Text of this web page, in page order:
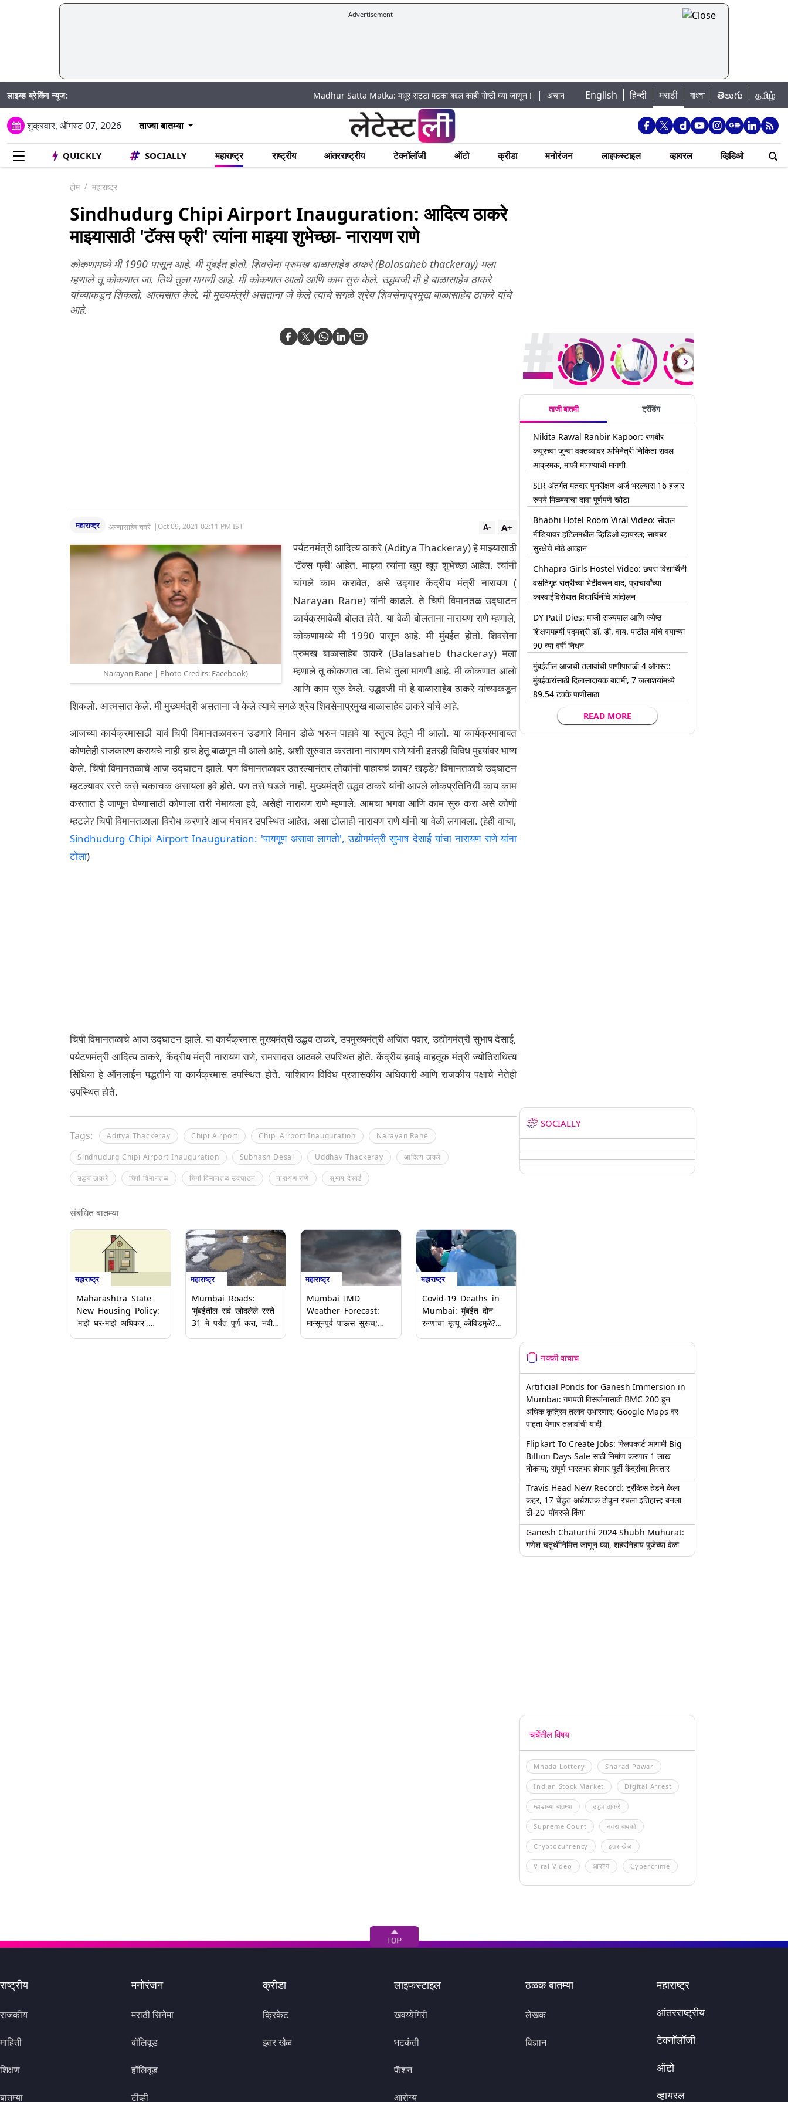
Advertisement
लाइव्ह ब्रेकिंग न्यूज: Madhur Satta Matka: मधूर सट्टा मटका बद्दल काही गोष्टी घ्या जाणून !|अचानक पूराचा धोका: खडकवासला धरणातून मुठानदी पात्रात विसर्ग सुरु; नागरिकांना
English हिन्दी मराठी বাংলা తెలుగు தமிழ்
शुक्रवार, ऑगस्ट 07, 2026 ताज्या बातम्या
QUICKLY SOCIALLY महाराष्ट्र राष्ट्रीय आंतरराष्ट्रीय टेक्नॉलॉजी ऑटो क्रीडा मनोरंजन लाइफस्टाइल व्हायरल व्हिडिओ
होम महाराष्ट्र
Sindhudurg Chipi Airport Inauguration: आदित्य ठाकरे
माझ्यासाठी 'टॅक्स फ्री' त्यांना माझ्या शुभेच्छा- नारायण राणे
कोकणामध्ये मी 1990 पासून आहे. मी मुंबईत होतो. शिवसेना प्रुमख बाळासाहेब ठाकरे (Balasaheb thackeray) मला
म्हणाले तू कोकणात जा. तिथे तुला मागणी आहे. मी कोकणात आलो आणि काम सुरु केले. उद्धवजी मी हे बाळासाहेब ठाकरे
यांच्याकडून शिकलो. आत्मसात केले. मी मुख्यमंत्री असताना जे केले त्याचे सगळे श्रेय शिवसेनाप्रमुख बाळासाहेब ठाकरे यांचे
आहे.
महाराष्ट्र अण्णासाहेब चवरे | Oct 09, 2021 02:11 PM IST A+
A-
Narayan Rane | Photo Credits: Facebook)
पर्यटनमंत्री आदित्य ठाकरे (Aditya Thackeray) हे माझ्यासाठी
'टॅक्स फ्री' आहेत. माझ्या त्यांना खूप खूप शुभेच्छा आहेत. त्यांनी
चांगले काम करावेत, असे उद्गार केंद्रीय मंत्री नारायण (
Narayan Rane) यांनी काढले. ते चिपी विमानतळ उद्घाटन
कार्यक्रमावेळी बोलत होते. या वेळी बोलताना नारायण राणे म्हणाले,
कोकणामध्ये मी 1990 पासून आहे. मी मुंबईत होतो. शिवसेना
प्रुमख बाळासाहेब ठाकरे (Balasaheb thackeray) मला
म्हणाले तू कोकणात जा. तिथे तुला मागणी आहे. मी कोकणात आलो
आणि काम सुरु केले. उद्धवजी मी हे बाळासाहेब ठाकरे यांच्याकडून
शिकलो. आत्मसात केले. मी मुख्यमंत्री असताना जे केले त्याचे सगळे श्रेय शिवसेनाप्रमुख बाळासाहेब ठाकरे यांचे आहे.
आजच्या कार्यक्रमासाठी यावं चिपी विमानतळावरुन उडणारे विमान डोळे भरुन पाहावे या स्तुत्य हेतूने मी आलो. या कार्यक्रमाबाबत
कोणतेही राजकारण करायचे नाही हाच हेतू बाळगून मी आलो आहे, अशी सुरुवात करताना नारायण राणे यांनी इतरही विविध मुद्द्यांवर भाष्य
केले. चिपी विमानतळाचे आज उद्घाटन झाले. पण विमानतळावर उतरल्यानंतर लोकांनी पाहायचं काय? खड्डे? विमानतळाचे उद्घाटन
म्हटल्यावर रस्ते कसे चकाचक असायला हवे होते. पण तसे घडले नाही. मुख्यमंत्री उद्धव ठाकरे यांनी आपले लोकप्रतिनिधी काय काम
करतात हे जाणून घेण्यासाठी कोणाला तरी नेमायला हवे, असेही नारायण राणे म्हणाले. आमचा भगवा आणि काम सुरु करा असे कोणी
म्हटले? चिपी विमानतळाला विरोध करणारे आज मंचावर उपस्थित आहेत, असा टोलाही नारायण राणे यांनी या वेळी लगावला. (हेही वाचा,
Sindhudurg Chipi Airport Inauguration: 'पायगूण असावा लागतो', उद्योगमंत्री सुभाष देसाई यांचा नारायण राणे यांना
टोला)
चिपी विमानतळाचे आज उद्घाटन झाले. या कार्यक्रमास मुख्यमंत्री उद्धव ठाकरे, उपमुख्यमंत्री अजित पवार, उद्योगमंत्री सुभाष देसाई,
पर्यटणमंत्री आदित्य ठाकरे, केंद्रीय मंत्री नारायण राणे, रामसादस आठवले उपस्थित होते. केंद्रीय हवाई वाहतूक मंत्री ज्योतिराधित्य
सिंधिया हे ऑनलाईन पद्धतीने या कार्यक्रमास उपस्थित होते. याशिवाय विविध प्रशासकीय अधिकारी आणि राजकीय पक्षाचे नेतेही
उपस्थित होते.
Tags: Aditya Thackeray Chipi Airport Chipi Airport Inauguration Narayan Rane
Sindhudurg Chipi Airport Inauguration Subhash Desai Uddhav Thackeray आदित्य ठाकरे
उद्धव ठाकरे चिपी विमानतळ चिपी विमानतळ उद्घाटन नारायण राणे सुभाष देसाई
संबंधित बातम्या
महाराष्ट्र
Maharashtra State
New Housing Policy:
'माझे घर-माझे अधिकार',
महाराष्ट्र
Mumbai Roads:
'मुंबईतील सर्व खोदलेले रस्ते
31 मे पर्यंत पूर्ण करा, नवीन
महाराष्ट्र
Mumbai IMD
Weather Forecast:
मान्सूनपूर्व पाऊस सुरूच;
महाराष्ट्र
Covid-19 Deaths in
Mumbai: मुंबईत दोन
रुग्णांचा मृत्यू कोविडमुळे?
ताजी बातमी ट्रेंडिंग
Nikita Rawal Ranbir Kapoor: रणबीर
कपूरच्या जुन्या वक्तव्यावर अभिनेत्री निकिता रावल
आक्रमक, माफी मागण्याची मागणी
SIR अंतर्गत मतदार पुनरीक्षण अर्ज भरल्यास 16 हजार
रुपये मिळण्याचा दावा पूर्णपणे खोटा
Bhabhi Hotel Room Viral Video: सोशल
मीडियावर हॉटेलमधील व्हिडिओ व्हायरल; सायबर
सुरक्षेचे मोठे आव्हान
Chhapra Girls Hostel Video: छपरा विद्यार्थिनी
वसतिगृह रात्रीच्या भेटीवरून वाद, प्राचार्यांच्या
कारवाईविरोधात विद्यार्थिनींचे आंदोलन
DY Patil Dies: माजी राज्यपाल आणि ज्येष्ठ
शिक्षणमहर्षी पद्मश्री डॉ. डी. वाय. पाटील यांचे वयाच्या
90 व्या वर्षी निधन
मुंबईतील आजची तलावांची पाणीपातळी 4 ऑगस्ट:
मुंबईकरांसाठी दिलासादायक बातमी, 7 जलाशयांमध्ये
89.54 टक्के पाणीसाठा
READ MORE
SOCIALLY
नक्की वाचाच
Artificial Ponds for Ganesh Immersion in
Mumbai: गणपती विसर्जनासाठी BMC 200 हून
अधिक कृत्रिम तलाव उभारणार; Google Maps वर
पाहता येणार तलावांची यादी
Flipkart To Create Jobs: फ्लिपकार्ट आगामी Big
Billion Days Sale साठी निर्माण करणार 1 लाख
नोकऱ्या; संपूर्ण भारतभर होणार पूर्ती केंद्रांचा विस्तार
Travis Head New Record: ट्रॅव्हिस हेडने केला
कहर, 17 चेंडूत अर्धशतक ठोकून रचला इतिहास; बनला
टी-20 'पॉवरप्ले किंग'
Ganesh Chaturthi 2024 Shubh Muhurat:
गणेश चतुर्थीनिमित्त जाणून घ्या, शहरनिहाय पूजेच्या वेळा
चर्चेतील विषय
Mhada Lottery Sharad Pawar
Indian Stock Market Digital Arrest
म्हाडाच्या बातम्या उद्धव ठाकरे
Supreme Court नवरा बायको
Cryptocurrency इतर खेळ
Viral Video आरोग्य Cybercrime
राष्ट्रीय
राजकीय
माहिती
शिक्षण
बातम्या
मनोरंजन
मराठी सिनेमा
बॉलिवूड
हॉलिवूड
टीव्ही
क्रीडा
क्रिकेट
इतर खेळ
लाइफस्टाइल
खवय्येगिरी
भटकंती
फॅशन
आरोग्य
ठळक बातम्या
लेखक
विज्ञान
महाराष्ट्र
आंतरराष्ट्रीय
टेक्नॉलॉजी
ऑटो
व्हायरल